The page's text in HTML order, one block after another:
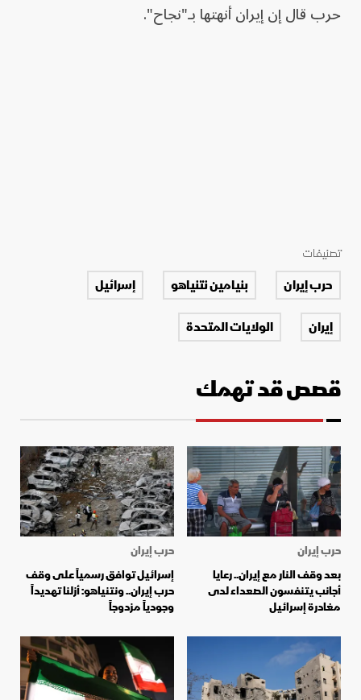
حرب قال إن إيران أنهتها بـ"نجاح".
تصنيفات
حرب إيران بنيامين نتنياهو
إسرائيل
إيران
الولايات المتحدة
قصص قد تهمك
حرب إيران
بعد وقف النار مع إيران.. رعايا
أجانب يتنفسون الصعداء لدى
مغادرة إسرائيل
حرب إيران
إسرائيل توافق رسمياً على وقف
حرب إيران.. ونتنياهو: أزلنا تهديداً
وجودياً مزدوجاً